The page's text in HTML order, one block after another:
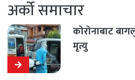
अर्को समाचार
कोरोनाबाट
मृत्यु